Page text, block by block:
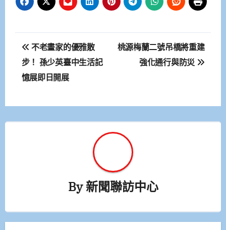
文
章
導
覽
不老畫家的優雅散
步！ 孫少英臺中生活記
憶展即日開展
桃源梅蘭二號吊橋將重建
強化通行與防災
By新聞聯訪中心